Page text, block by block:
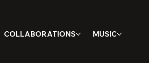
COLLABORATIONS MUSIC